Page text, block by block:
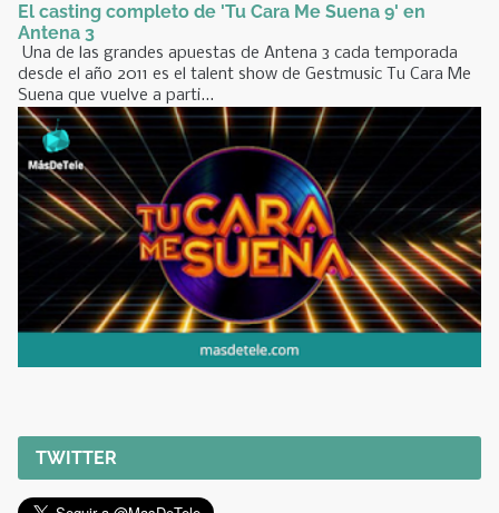
El casting completo de 'Tu Cara Me Suena 9' en
Antena 3
Una de las grandes apuestas de Antena 3 cada temporada
desde el año 2011 es el talent show de Gestmusic Tu Cara Me
Suena que vuelve a parti...
TWITTER